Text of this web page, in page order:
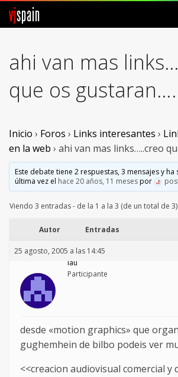
vjspain
Foros
Noticias
Vjspain
Ayuda
Contacto
Entrar
ahi van mas
que os gustaran….
Inicio › Foros › Links interesantes ›
en la web › ahi van mas links…..creo
Este debate tiene 2 respuestas, 3 mensajes y
última vez el hace 20 años, 11 mesespor
Viendo 3 entradas - de la 1 a la 3 (de un total de 3)
Autor Entradas
25 agosto, 2005 a las 14:45
lau
Participante
desde «motion graphics» que
gughemhein de bilbo podeis ver
<<creacion audiovisual comercial y